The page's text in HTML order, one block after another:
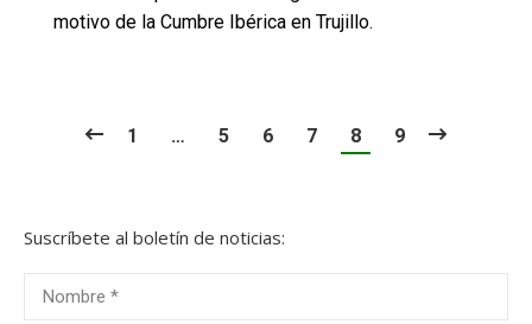
motivo de la Cumbre Ibérica en Trujillo.
1 … 5 6 7 8 9
Suscríbete al boletín de noticias:
Nombre *